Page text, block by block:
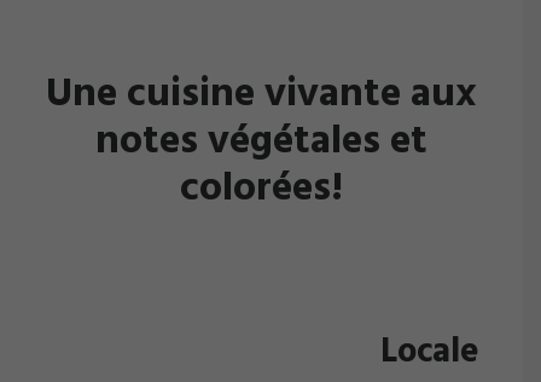
Une cuisine vivante aux
notes végétales et
colorées!
Locale